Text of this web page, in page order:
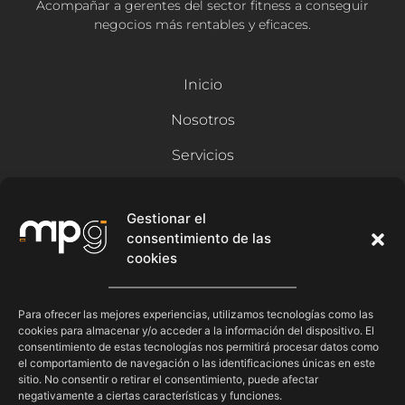
Gestionar el
consentimiento de las
cookies
Para ofrecer las mejores experiencias, utilizamos tecnologías como las
cookies para almacenar y/o acceder a la información del dispositivo. El
consentimiento de estas tecnologías nos permitirá procesar datos como
el comportamiento de navegación o las identificaciones únicas en este
sitio. No consentir o retirar el consentimiento, puede afectar
negativamente a ciertas características y funciones.
Acompañar a gerentes del sector fitness a conseguir
negocios más rentables y eficaces.
Inicio
Nosotros
Servicios
Blog
Síguenos